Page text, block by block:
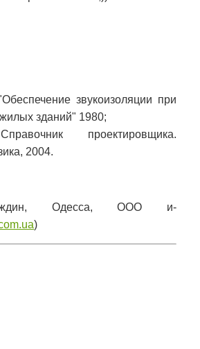
звукоизоляции при
зданий" 1980;
проектировщика.
2004.
Одесса, ООО и-
)